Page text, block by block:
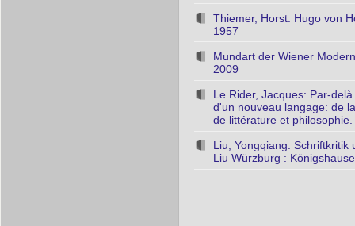
Thiemer, Horst: Hugo von
1957
Mundart der Wiener
2009
Le Rider, Jacques: Par-
d'un nouveau langage: de
de littérature et
Liu, Yongqiang: Schriftkritik
Liu Würzburg :